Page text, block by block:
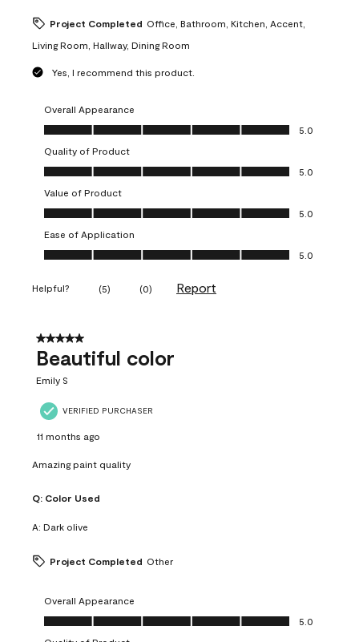
Project Completed Office, Bathroom, Kitchen, Accent,
Living Room, Hallway, Dining Room
Yes, I recommend this product.
Overall Appearance
Overall Appearance, 5.0 out of 5
5.0
Quality of Product
Quality of Product, 5.0 out of 5
5.0
Value of Product
Value of Product, 5.0 out of 5
5.0
Ease of Application
Ease of Application, 5.0 out of 5
5.0
Helpful? (5) (0) Report
5 out of 5 stars.
Beautiful color
Emily S
VERIFIED PURCHASER
11 months ago
Amazing paint quality
Q: Color Used
A: Dark olive
Project Completed Other
Overall Appearance
Overall Appearance, 5.0 out of 5
5.0